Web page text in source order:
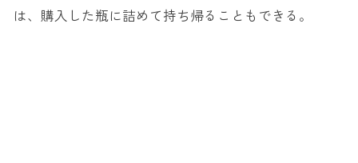
は、購入した瓶に詰めて持ち帰ることもできる。